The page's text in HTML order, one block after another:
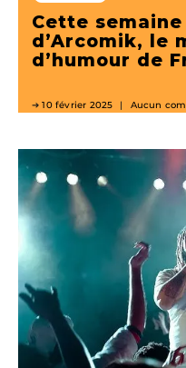
Cette
d’Arcomik, le
d’humour de
10 février 2025 Aucun